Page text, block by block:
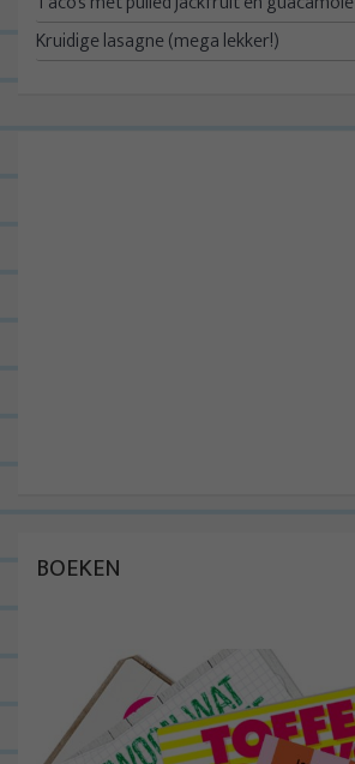
Kruidige lasagne (mega lekker!)
BOEKEN